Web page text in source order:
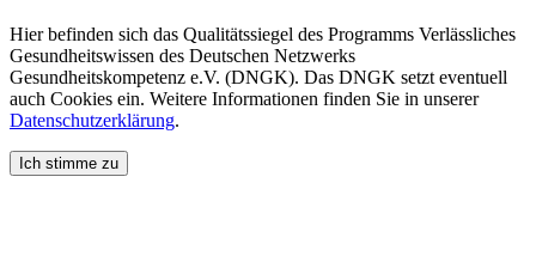
Hier befinden sich das Qualitätssiegel des Programms Verlässliches
Gesundheitswissen des Deutschen Netzwerks
Gesundheitskompetenz e.V. (DNGK). Das DNGK setzt eventuell
auch Cookies ein. Weitere Informationen finden Sie in unserer
Datenschutzerklärung.
Ich stimme zu